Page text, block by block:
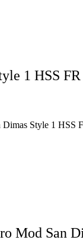
1 HSS
Style 1 HSS
Mod San